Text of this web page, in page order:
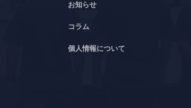
お知らせ
コラム
個人情報について